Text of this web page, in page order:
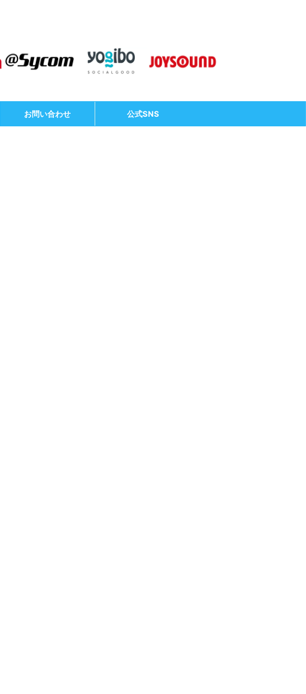
お問い合わせ 公式SNS